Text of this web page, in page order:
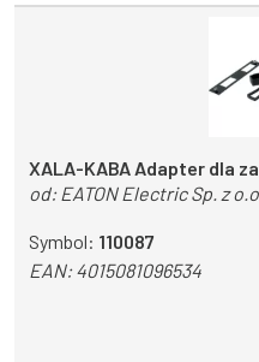
XALA-KABA Adapter dla
od: EATON Electric Sp. z o.o.
Symbol: 110087
EAN:4015081096534